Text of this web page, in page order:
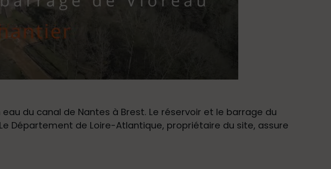
du canal de Nantes à Brest. Le réservoir et le barrage du
Département de Loire-Atlantique, propriétaire du site, assure